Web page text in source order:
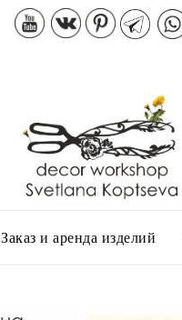
Заказ и аренда изделий